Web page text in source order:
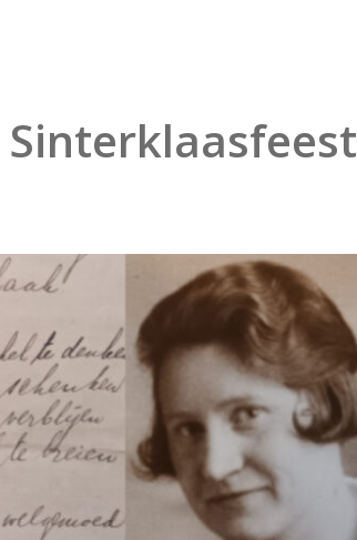
Sinterklaasfeest